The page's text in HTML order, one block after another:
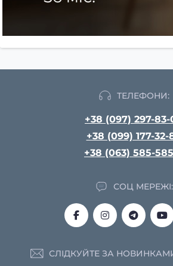
ТЕЛЕФОНИ:
+38 (097) 297-83-
+38 (099) 177-32-
+38 (063) 585-
СОЦ МЕРЕЖІ:
СЛІДКУЙТЕ ЗА